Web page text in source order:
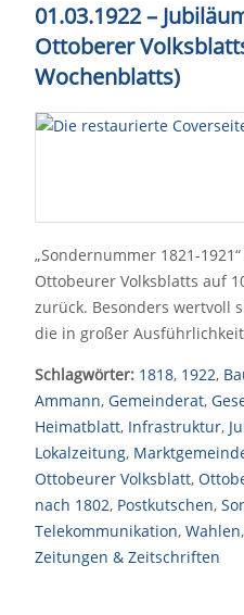
01.03.1922 –
Ottoberer
Wochenblatts)
„Sondernummer 1821-
Ottobeurer Volksblatts auf
zurück. Besonders wertvoll
die in großer
Schlagwörter: 1818, 1922,
Ammann, Gemeinderat,
Heimatblatt, Infrastruktur,
Lokalzeitung,
Ottobeurer Volksblatt,
nach 1802, Postkutschen,
Telekommunikation, Wahlen,
Zeitungen & Zeitschriften